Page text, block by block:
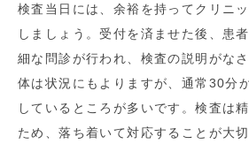
検査当日には、余裕を持ってクリニ
しましょう。受付を済ませた後、患
細な問診が行われ、検査の説明がな
体は状況にもよりますが、通常30分
しているところが多いです。検査は
ため、落ち着いて対応することが大